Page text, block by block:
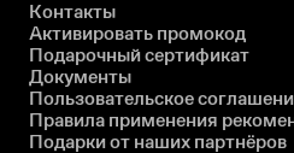
Контакты
Активировать промокод
Подарочный сертификат
Документы
Пользовательское
Правила применения
Подарки от наших партнёров